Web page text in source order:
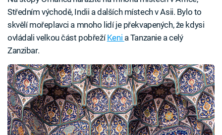
Středním východě, Indii a dalších místech v Asii. Bylo to
skvělí mořeplavci a mnoho lidí je překvapených, že kdysi
ovládali velkou část pobřežíKeni a Tanzanie a celý
Zanzibar.